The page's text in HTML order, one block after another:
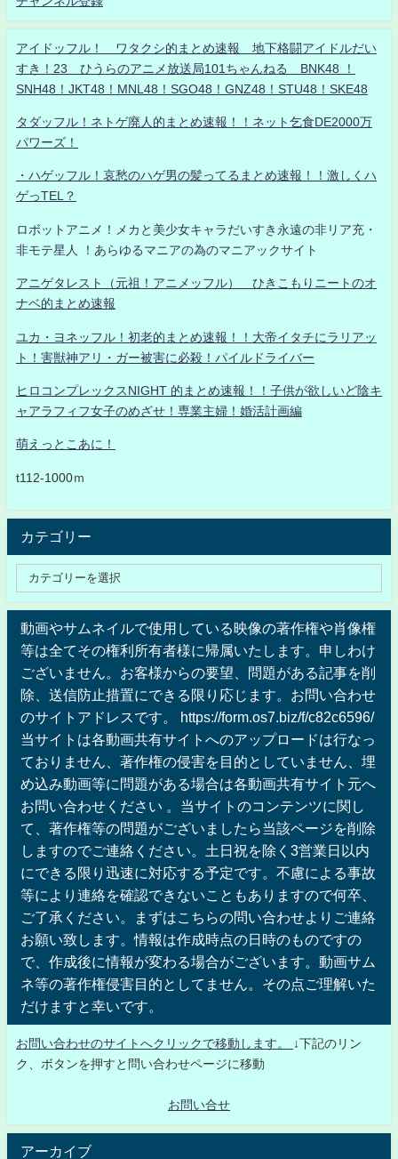
アイドッフル！ ワタクシ的まとめ速報 地下格闘アイドルだい
すき！23 ひうらのアニメ放送局101ちゃんねる BNK48 ！
SNH48！JKT48！MNL48！SGO48！GNZ48！STU48！SKE48
タダッフル！ネトゲ廃人的まとめ速報！！ネット乞食DE2000万
パワーズ！
・ハゲッフル！哀愁のハゲ男の髪ってるまとめ速報！！激しくハ
ゲっTEL？
ロボットアニメ！メカと美少女キャラだいすき永遠の非リア充・
非モテ星人 ！あらゆるマニアの為のマニアックサイト
アニゲタレスト（元祖！アニメッフル） ひきこもりニートのオ
ナベ的まとめ速報
ユカ・ヨネッフル！初老的まとめ速報！！大帝イタチにラリアッ
ト！害獣神アリ・ガー被害に必殺！パイルドライバー
ヒロコンプレックスNIGHT 的まとめ速報！！子供が欲しいど陰キ
ャアラフィフ女子のめざせ！専業主婦！婚活計画編
萌えっとこあに！
t112-1000ｍ
カテゴリー
動画やサムネイルで使用している映像の著作権や肖像権
等は全てその権利所有者様に帰属いたします。申しわけ
ございません。お客様からの要望、問題がある記事を削
除、送信防止措置にできる限り応じます。お問い合わせ
のサイトアドレスです。 https://form.os7.biz/f/c82c6596/
当サイトは各動画共有サイトへのアップロードは行なっ
ておりません、著作権の侵害を目的としていません、埋
め込み動画等に問題がある場合は各動画共有サイト元へ
お問い合わせください 。当サイトのコンテンツに関し
て、著作権等の問題がございましたら当該ページを削除
しますのでご連絡ください。土日祝を除く3営業日以内
にできる限り迅速に対応する予定です。不慮による事故
等により連絡を確認できないこともありますので何卒、
ご了承ください。まずはこちらの問い合わせよりご連絡
お願い致します。情報は作成時点の日時のものですの
で、作成後に情報が変わる場合がございます。動画サム
ネ等の著作権侵害目的としてません。その点ご理解いた
だけますと幸いです。
お問い合わせのサイトへクリックで移動します。
↓下記のリン
ク、ボタンを押すと問い合わせページに移動
お問い合せ
アーカイブ